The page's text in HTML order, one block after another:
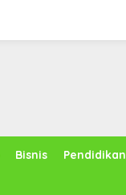
Bisnis Pendidikan